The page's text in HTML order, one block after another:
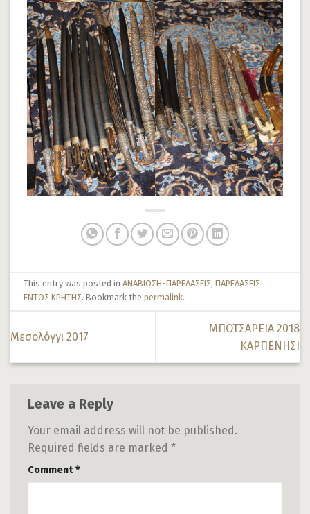
This entry was posted inΑΝΑΒΙΩΣΗ-ΠΑΡΕΛΑΣΕΙΣ,ΠΑΡΕΛΑΣΕΙΣ
ΕΝΤΟΣ ΚΡΗΤΗΣ. Bookmark thepermalink.
Μεσολόγγι 2017
ΜΠΟΤΣΑΡΕΙΑ 2018
ΚΑΡΠΕΝΗΣΙ
Leave a Reply
Your email address will not be published.
Required fields are marked *
Comment*